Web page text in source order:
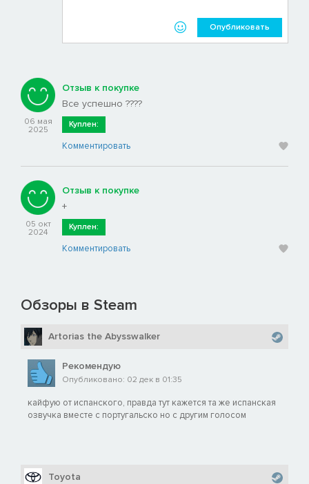
Опубликовать
06 мая
2025
Отзыв к покупке
Все успешно ????
Куплен:
Комментировать
05 окт
2024
Отзыв к покупке
+
Куплен:
Комментировать
Обзоры в Steam
Artorias the Abysswalker
Рекомендую
Опубликовано: 02 дек в 01:35
кайфую от испанского, правда тут кажется та же испанская
озвучка вместе с португальско но с другим голосом
Toyota